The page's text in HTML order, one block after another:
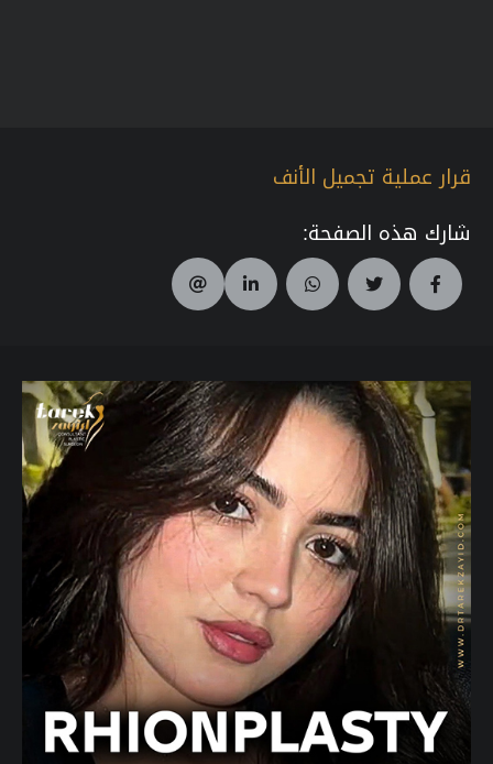
قرار عملية تجميل الأنف
شارك هذه الصفحة: